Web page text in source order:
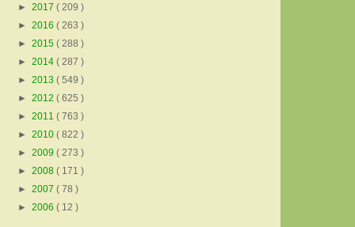
► 2017 ( 209 )
► 2016 ( 263 )
► 2015 ( 288 )
► 2014 ( 287 )
► 2013 ( 549 )
► 2012 ( 625 )
► 2011 ( 763 )
► 2010 ( 822 )
► 2009 ( 273 )
► 2008 ( 171 )
► 2007 ( 78 )
► 2006 ( 12 )